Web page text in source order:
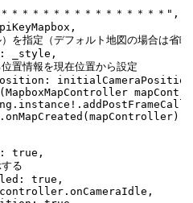
＊＊＊＊＊＊＊＊＊＊＊＊＊",
指定（デフォルト地図の場合は省略
_style,
情報を現在位置から設定
true,
る
true,